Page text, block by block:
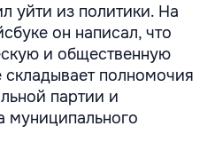
уйти из политики. На
он написал, что
и общественную
складывает полномочия
партии и
муниципального